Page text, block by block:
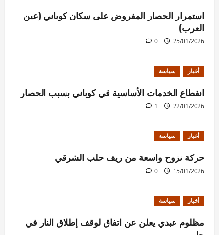
استمرار الحصار المفروض على سكان كوباني (عين
العرب)
25/01/2026
0
أخبار سياسة
انقطاع الخدمات الأساسية في كوباني بسبب الحصار
22/01/2026
1
أخبار سياسة
حركة نزوح واسعة من ريف حلب الشرقي
15/01/2026
0
أخبار سياسة
مظلوم عبدي يعلن عن اتفاق لوقف إطلاق النار في